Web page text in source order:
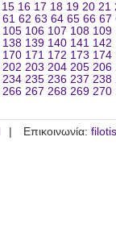
15 16 17 18 19 20 21
61 62 63 64 65 66 67
105 106 107 108 109
138 139 140 141 142
170 171 172 173 174
202 203 204 205 206
234 235 236 237 238
266 267 268 269 270
Επικοινωνία: